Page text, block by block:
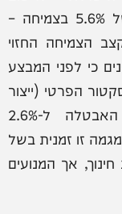
התאוששות פנומנלית וזינוק מטאורי של 5.6% בצמיחה –
הצמיחה החזוי
כי לפני המבצע
הפרטי (ייצור
תעשייתי שהתרחב ב-11% וצניחת האבטלה ל-2.6%
זו זמנית בשל
אך המנועים